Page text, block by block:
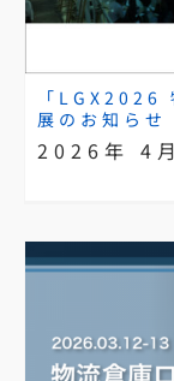
「LGX2026
展のお知らせ
2026年 4